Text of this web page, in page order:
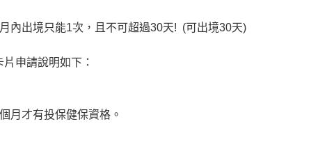
內出境只能1次，且不可超過30天! (可出境30天)
申請說明如下：
月才有投保健保資格。